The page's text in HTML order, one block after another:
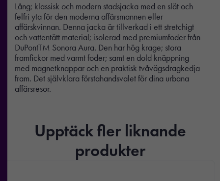
Lång; klassisk och modern stadsjacka med en slät och
felfri yta för den moderna affärsmannen eller
affärskvinnan. Denna jacka är tillverkad i ett stretchigt
och vattentätt material; isolerad med premiumfoder från
DuPontTM Sonora Aura. Den har hög krage; stora
framfickor med varmt foder; samt en dold knäppning
med magnetknappar och en praktisk tvåvägsdragkedja
fram. Det självklara förstahandsvalet för dina urbana
affärsresor.
Upptäck fler liknande
produkter